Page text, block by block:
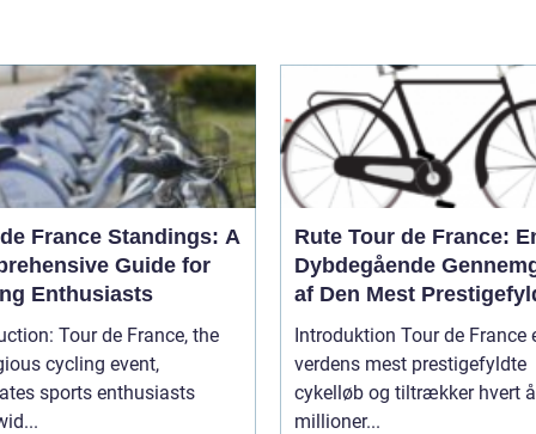
France Standings: A
Guide for
Enthusiasts
de France, the
cycling event,
sports enthusiasts
Rute Tour de France:
Dybdegående
af Den Mest
Cykelløbsrute i Verden
Introduktion Tour de France
verdens mest prestigefyldte
cykelløb og tiltrækker hvert
millioner...